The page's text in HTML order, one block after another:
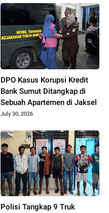
DPO Kasus Korupsi Kredit
Bank Sumut Ditangkap di
Sebuah Apartemen di Jaksel
July 30, 2026
Polisi Tangkap 9 Truk